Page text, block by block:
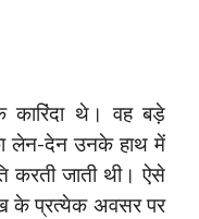
कारिंदा थे। वह बड़े
लेन-देन उनके हाथ में
करती जाती थी। ऐसे
के प्रत्येक अवसर पर